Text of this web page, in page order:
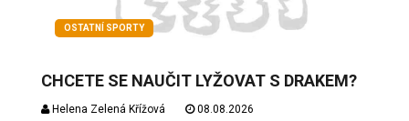
OSTATNÍ SPORTY
CHCETE SE NAUČIT LYŽOVAT S DRAKEM?
Helena Zelená Křížová 08.08.2026